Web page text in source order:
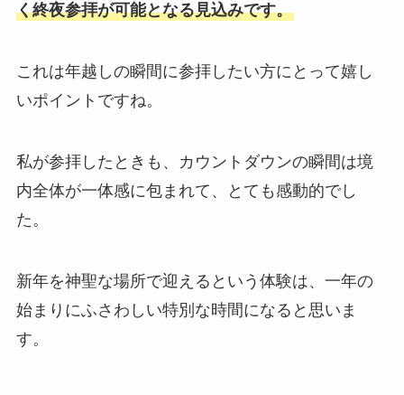
く終夜参拝が可能となる見込みです。
これは年越しの瞬間に参拝したい方にとって嬉し
いポイントですね。
私が参拝したときも、カウントダウンの瞬間は境
内全体が一体感に包まれて、とても感動的でし
た。
新年を神聖な場所で迎えるという体験は、一年の
始まりにふさわしい特別な時間になると思いま
す。